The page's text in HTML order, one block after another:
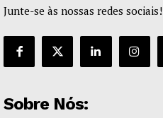
Junte-se às nossas redes sociais!
Sobre Nós: